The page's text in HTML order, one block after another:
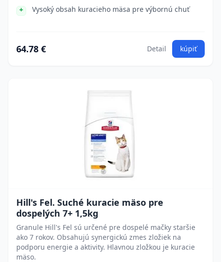
Vysoký obsah kuracieho mäsa pre výbornú chuť
64.78 € Detail kúpiť
Hill's Fel. Suché kuracie mäso pre
dospelých 7+ 1,5kg
Granule Hill's Fel sú určené pre dospelé mačky staršie
ako 7 rokov. Obsahujú synergickú zmes zložiek na
podporu energie a aktivity. Hlavnou zložkou je kuracie
mäso.